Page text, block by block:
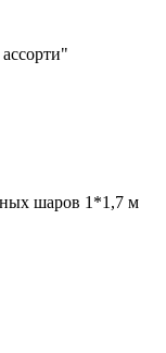
шаров 1*1,7 м